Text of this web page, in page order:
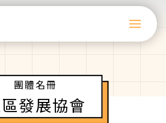
團體名冊
發展協會